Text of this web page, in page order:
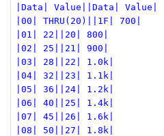
|Data| Value||Data| Value|
|00| THRU(20)||1F| 700|
|01| 22||20| 800|
|02| 25||21| 900|
|03| 28||22| 1.0k|
|04| 32||23| 1.1k|
|05| 36||24| 1.2k|
|06| 40||25| 1.4k|
|07| 45||26| 1.6k|
|08| 50||27| 1.8k|